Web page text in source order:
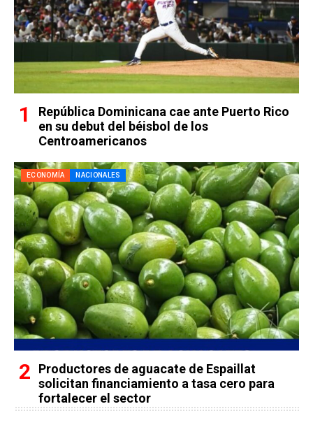
República Dominicana cae ante Puerto Rico
en su debut del béisbol de los
Centroamericanos
ECONOMÍA NACIONALES
Productores de aguacate de Espaillat
solicitan financiamiento a tasa cero para
fortalecer el sector